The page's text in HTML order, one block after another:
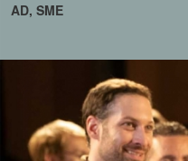
AD, SME